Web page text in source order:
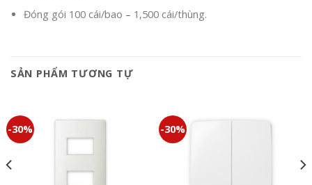
Đóng gói 100 cái/bao – 1,500 cái/thùng.
SẢN PHẨM TƯƠNG TỰ
-30% -30%